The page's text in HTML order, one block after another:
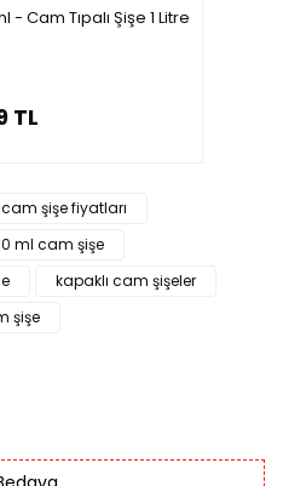
Cam Tıpalı Şişe 1 Litre
TL
cam şişe fiyatları
ml cam şişe
kapaklı cam şişeler
şişe